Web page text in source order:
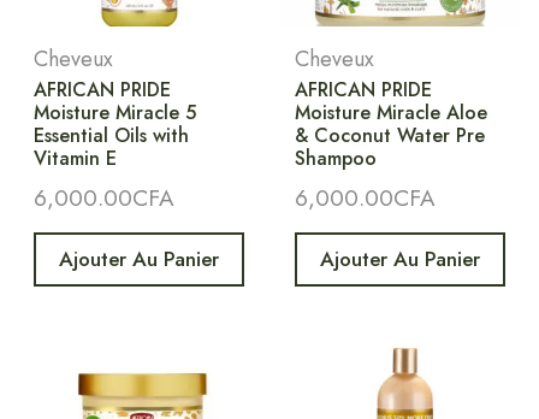
Cheveux
AFRICAN PRIDE
Moisture Miracle 5
Essential Oils with
Vitamin E
6,000.00CFA
Ajouter Au Panier
Cheveux
AFRICAN PRIDE
Moisture Miracle Aloe
& Coconut Water Pre
Shampoo
6,000.00CFA
Ajouter Au Panier